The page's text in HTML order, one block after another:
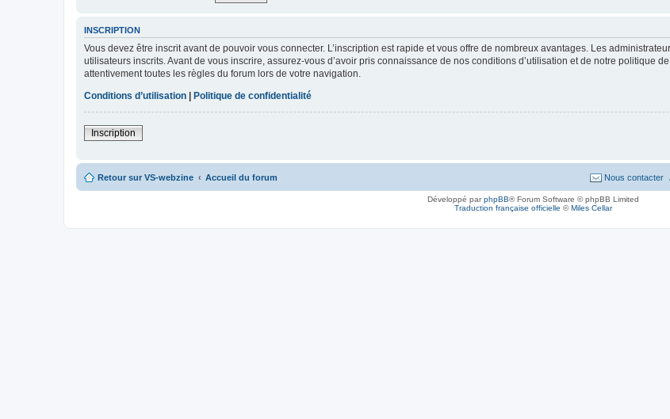
INSCRIPTION
Vous devez être inscrit avant de pouvoir vous connecter. L’inscription est rapide et vous offre de nombreux avantages. Les
utilisateurs inscrits. Avant de vous inscrire, assurez-vous d’avoir pris connaissance de nos conditions d’utilisation et de notre politique
attentivement toutes les règles du forum lors de votre navigation.
Conditions d’utilisation
Politique de confidentialité
Inscription
Retour sur VS-webzine Accueil du forum Nous contacter
Développé parphpBB® Forum Software © phpBB Limited
Traduction française officielle ©Miles Cellar